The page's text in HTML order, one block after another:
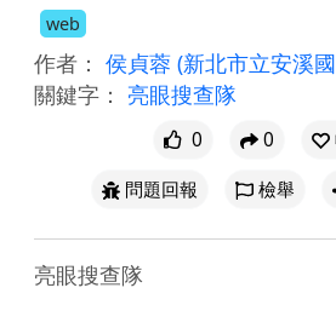
web
作者： 侯貞蓉 (新北市立安溪
關鍵字： 亮眼搜查隊
0 0
問題回報
檢舉
亮眼搜查隊